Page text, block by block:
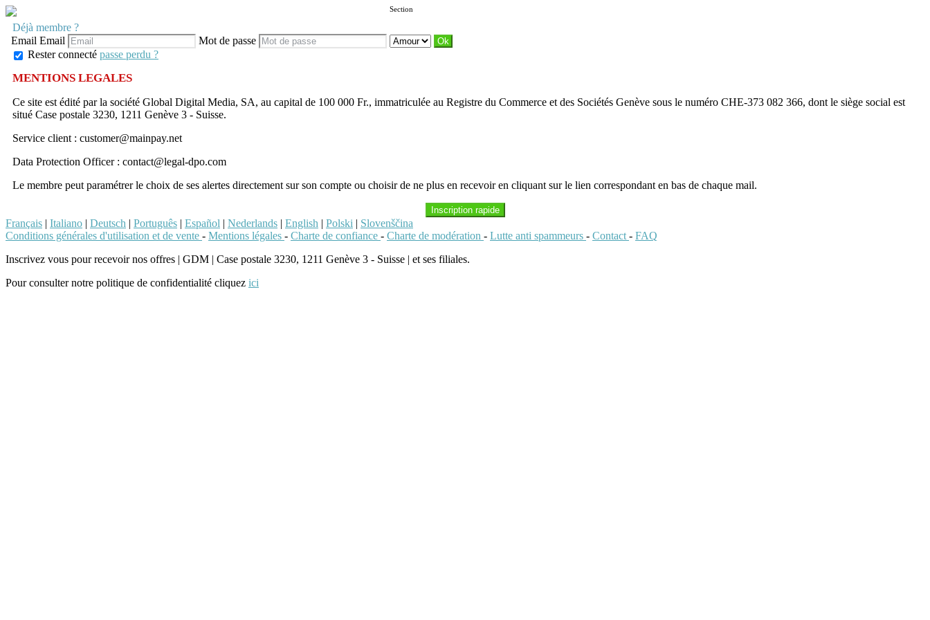
Déjà membre ?
Email Email Mot de passe
Section
Rester connecté passe perdu ?
MENTIONS LEGALES
Ce site est édité par la société Global Digital Media, SA, au capital de 100 000 Fr., immatriculée au Registre du Commerce et des Sociétés Genève sous le numéro CHE-373 082 366, dont le siège social est
situé Case postale 3230, 1211 Genève 3 - Suisse.
Service client : customer@mainpay.net
Data Protection Officer : contact@legal-dpo.com
Le membre peut paramétrer le choix de ses alertes directement sur son compte ou choisir de ne plus en recevoir en cliquant sur le lien correspondant en bas de chaque mail.
Inscription rapide
Français | Italiano | Deutsch | Português | Español | Nederlands | English | Polski | Slovenščina
Conditions générales d'utilisation et de vente - Mentions légales - Charte de confiance - Charte de modération - Lutte anti spammeurs - Contact - FAQ
Inscrivez vous pour recevoir nos offres | GDM | Case postale 3230, 1211 Genève 3 - Suisse | et ses filiales.
Pour consulter notre politique de confidentialité cliquez ici